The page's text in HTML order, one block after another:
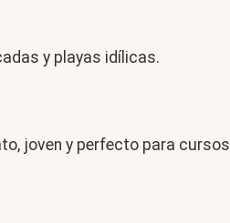
y playas idílicas.
joven y perfecto para cursos